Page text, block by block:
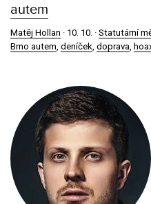
autem
Matěj Hollan · 10. 10. · Statutární
Brno autem deníček doprava